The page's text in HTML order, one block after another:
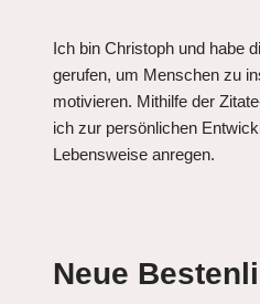
Ich bin Christoph und habe
gerufen, um Menschen zu
motivieren. Mithilfe der
ich zur persönlichen
Lebensweise anregen.
Neue